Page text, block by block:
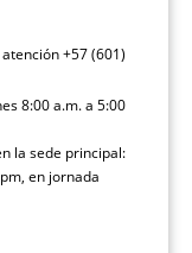
+57 (601)
8:00 a.m. a 5:00
la sede principal:
en jornada